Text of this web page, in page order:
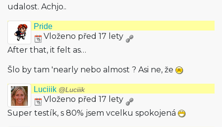
udalost. Achjo..
Pride
Vloženo před 17 lety
After that, it felt as…
Šlo by tam 'nearly nebo almost ? Asi ne, že
Luciiik @Luciiik
Vloženo před 17 lety
Super testík, s 80% jsem vcelku spokojená